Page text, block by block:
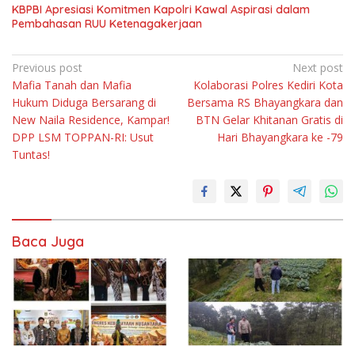
KBPBI Apresiasi Komitmen Kapolri Kawal Aspirasi dalam
Pembahasan RUU Ketenagakerjaan
Navigasi
pos
Previous post
Mafia Tanah dan Mafia
Hukum Diduga Bersarang di
New Naila Residence, Kampar!
DPP LSM TOPPAN-RI: Usut
Tuntas!
Next post
Kolaborasi Polres Kediri Kota
Bersama RS Bhayangkara dan
BTN Gelar Khitanan Gratis di
Hari Bhayangkara ke -79
Baca Juga